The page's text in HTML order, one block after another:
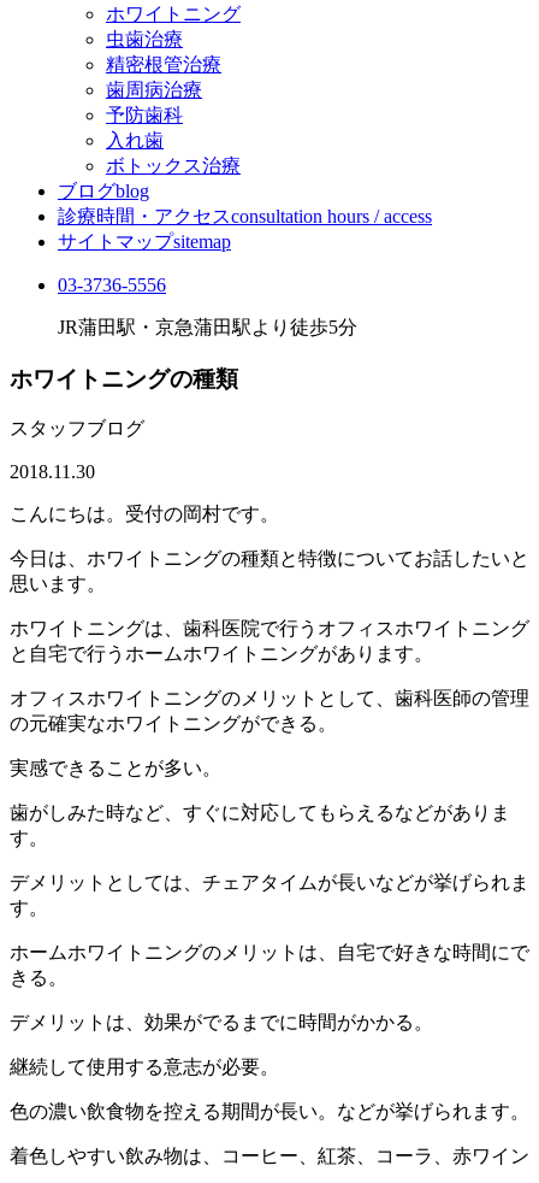
ホワイトニング
虫歯治療
精密根管治療
歯周病治療
予防歯科
入れ歯
ボトックス治療
ブログblog
診療時間・アクセスconsultation hours / access
サイトマップsitemap
03-3736-5556
JR蒲田駅・京急蒲田駅より徒歩5分
ホワイトニングの種類
スタッフブログ
2018.11.30
こんにちは。受付の岡村です。
今日は、ホワイトニングの種類と特徴についてお話したいと
思います。
ホワイトニングは、歯科医院で行うオフィスホワイトニング
と自宅で行うホームホワイトニングがあります。
オフィスホワイトニングのメリットとして、歯科医師の管理
の元確実なホワイトニングができる。
実感できることが多い。
歯がしみた時など、すぐに対応してもらえるなどがありま
す。
デメリットとしては、チェアタイムが長いなどが挙げられま
す。
ホームホワイトニングのメリットは、自宅で好きな時間にで
きる。
デメリットは、効果がでるまでに時間がかかる。
継続して使用する意志が必要。
色の濃い飲食物を控える期間が長い。などが挙げられます。
着色しやすい飲み物は、コーヒー、紅茶、コーラ、赤ワイン